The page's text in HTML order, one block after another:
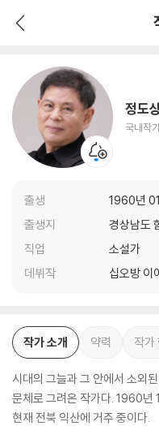
정도
국내작
출생
1960년
출생지
경상남도
직업
소설가
데뷔작
십오방 이
작가 소개 약력 작가
시대의 그늘과 그 안에서 소외
문체로 그려온 작가다. 1960년
현재 전북 익산에 거주 중이다.